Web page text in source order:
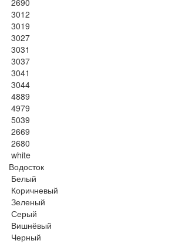
2690
3012
3019
3027
3031
3037
3041
3044
4889
4979
5039
2669
2680
white
Водосток
Белый
Коричневый
Зеленый
Серый
Вишнёвый
Черный